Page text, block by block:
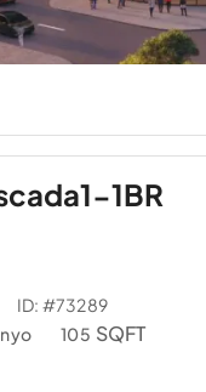
1BR
ID: #73289
105 SQFT